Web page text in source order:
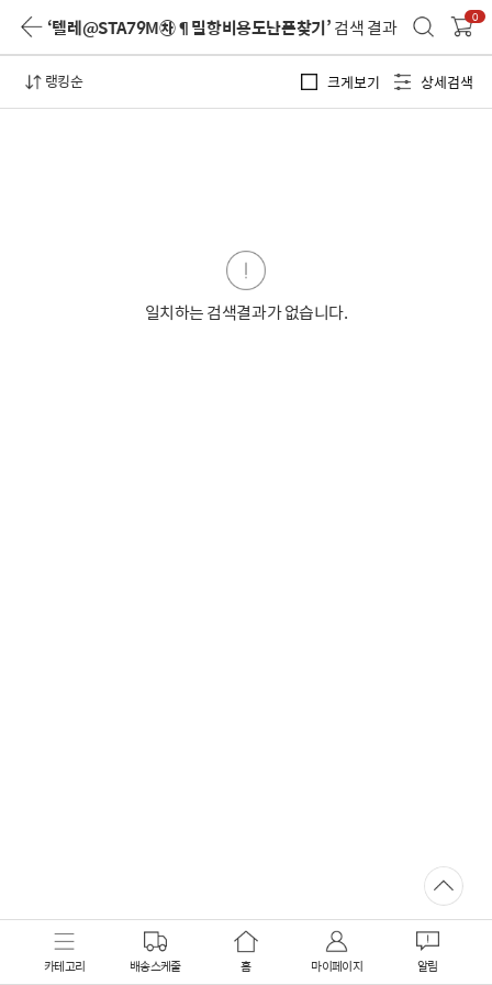
‘텔레@STA79M㉷¶밀항비용도난폰찾기’검색 결과 0
랭킹순 크게보기 상세검색
일치하는 검색결과가 없습니다.
카테고리 배송스케줄 홈 마이페이지 알림